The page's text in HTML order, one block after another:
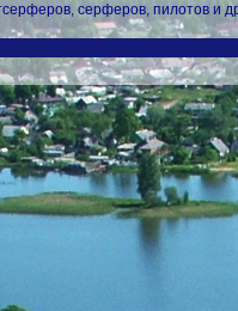
серферов, пилотов и